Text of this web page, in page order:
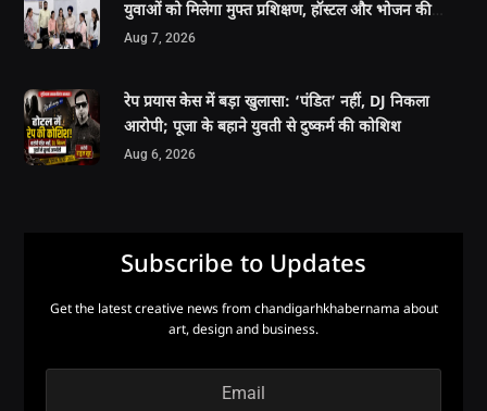
युवाओं को मिलेगा मुफ्त प्रशिक्षण, हॉस्टल और भोजन की
सुविधा
Aug 7, 2026
रेप प्रयास केस में बड़ा खुलासा: ‘पंडित’ नहीं, DJ निकला
आरोपी; पूजा के बहाने युवती से दुष्कर्म की कोशिश
Aug 6, 2026
Subscribe to Updates
Get the latest creative news from chandigarhkhabernama about
art, design and business.